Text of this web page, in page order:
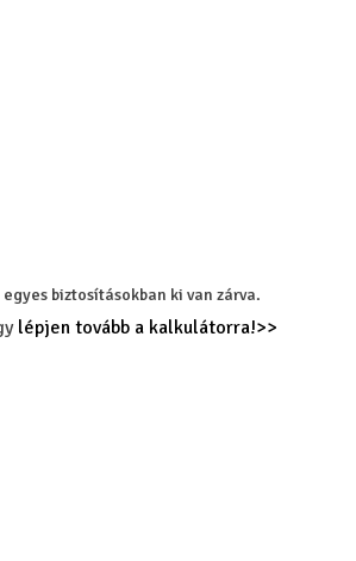
biztosításokban ki van zárva.
lépjen tovább a kalkulátorra!>>